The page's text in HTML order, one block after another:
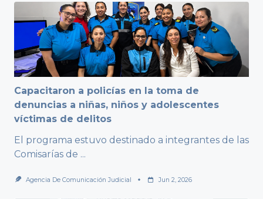
Capacitaron a policías en la toma de
denuncias a niñas, niños y adolescentes
víctimas de delitos
El programa estuvo destinado a integrantes de las
Comisarías de ...
Agencia De Comunicación Judicial Jun 2, 2026